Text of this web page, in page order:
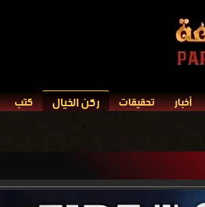
أخبار تحقيقات ركن الخيال كتب